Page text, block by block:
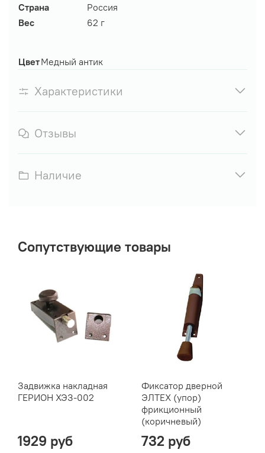
Страна
Россия
Вес
62 г
ЦветМедный антик
Характеристики
Отзывы
Наличие
Сопутствующие товары
Задвижка накладная
ГЕРИОН ХЭЗ-002
1929 руб
Фиксатор дверной
ЭЛТЕХ (упор)
фрикционный
(коричневый)
732 руб